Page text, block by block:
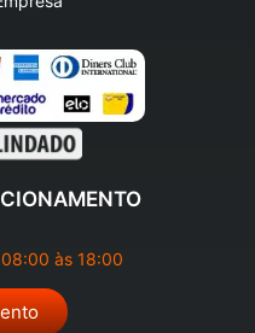
08:00 às 18:00